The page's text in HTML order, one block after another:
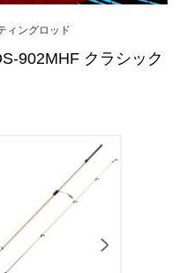
ィングロッド
902MHF クラシック